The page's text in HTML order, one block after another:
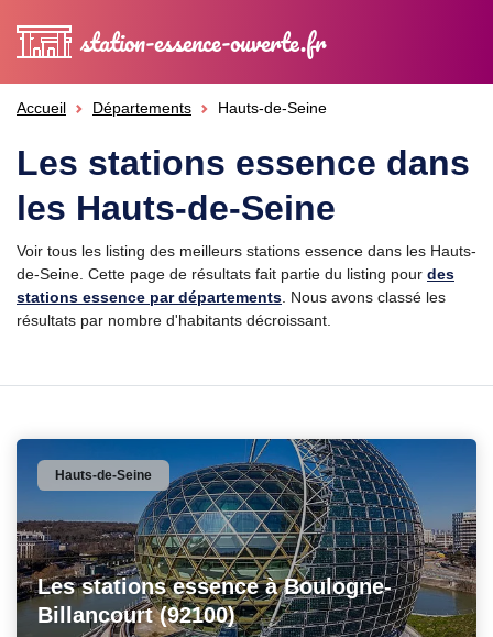
station-essence-ouverte.fr
Accueil Départements Hauts-de-Seine
Les stations essence dans
les Hauts-de-Seine
Voir tous les listing des meilleurs stations essence dans les Hauts-
de-Seine. Cette page de résultats fait partie du listing pour des
stations essence par départements . Nous avons classé les
résultats par nombre d'habitants décroissant.
Les stations essence à Boulogne-
Billancourt (92100)
Hauts-de-Seine